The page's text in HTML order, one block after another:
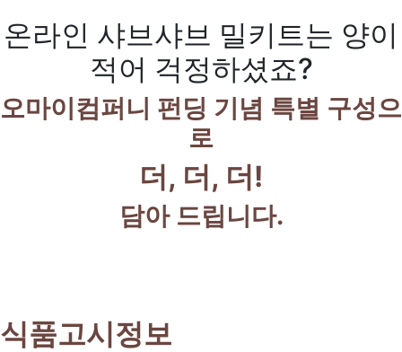
온라인 샤브샤브 밀키트는 양이
적어 걱정하셨죠?
오마이컴퍼니 펀딩 기념 특별 구성으
로
더, 더, 더!
담아 드립니다.
식품고시정보